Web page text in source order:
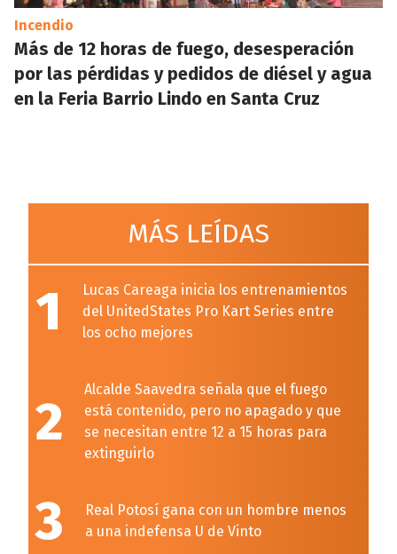
Incendio
Más de 12 horas de fuego, desesperación
por las pérdidas y pedidos de diésel y agua
en la Feria Barrio Lindo en Santa Cruz
MÁS LEÍDAS
1
Lucas Careaga inicia los entrenamientos
del UnitedStates Pro Kart Series entre
los ocho mejores
2
Alcalde Saavedra señala que el fuego
está contenido, pero no apagado y que
se necesitan entre 12 a 15 horas para
extinguirlo
3
Real Potosí gana con un hombre menos
a una indefensa U de Vinto